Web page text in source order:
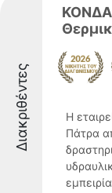
Διακριθέντες
Η
Πάτρα